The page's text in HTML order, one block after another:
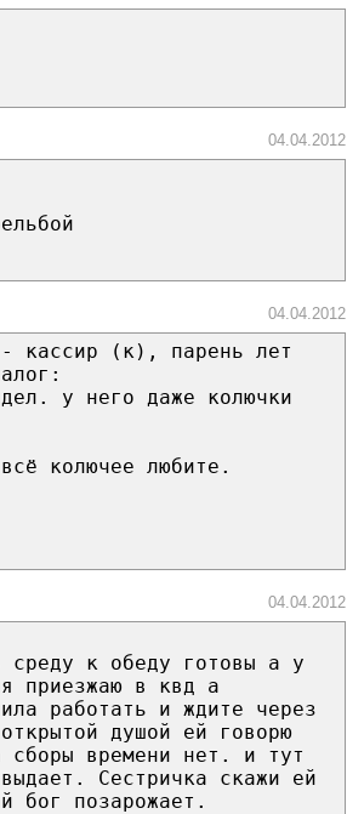
04.04.2012
04.04.2012
кассир (к), парень лет
у него даже колючки
колючее любите.
04.04.2012
среду к обеду готовы а у
приезжаю в квд а
работать и ждите через
душой ей говорю
сборы времени нет. и тут
Сестричка скажи ей
бог позарожает.